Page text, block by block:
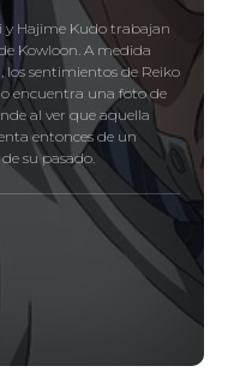
y Hajime Kudo trabajan
Kowloon. A medida
sentimientos de Reiko
encuentra una foto de
al ver que aquella
entonces de un
su pasado.